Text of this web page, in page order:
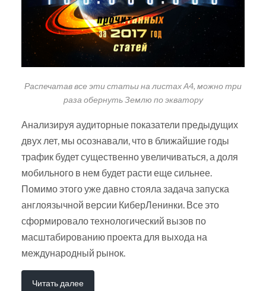
Распечатав все эти статьи на листах А4, можно три
раза обернуть Землю по экватору
Анализируя аудиторные показатели предыдущих
двух лет, мы осознавали, что в ближайшие годы
трафик будет существенно увеличиваться, а доля
мобильного в нем будет расти еще сильнее.
Помимо этого уже давно стояла задача запуска
англоязычной версии КиберЛенинки. Все это
сформировало технологический вызов по
масштабированию проекта для выхода на
международный рынок.
Читать далее